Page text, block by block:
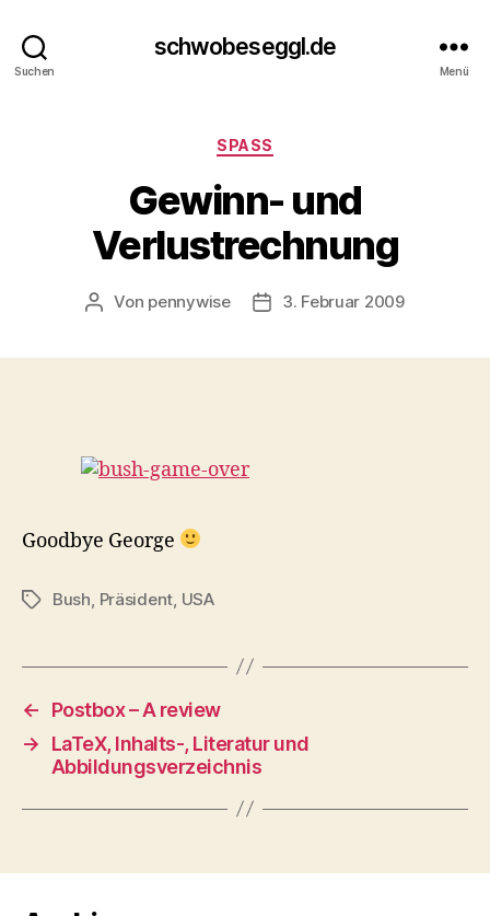
Suchen
schwobeseggl.de
Menü
Kategorien
SPASS
Gewinn- und
Verlustrechnung
Beitragsautor
Von pennywise Veröffentlichungsdatum
3. Februar 2009
Goodbye George
Schlagwörter
Bush Präsident USA
←
Postbox – A review
→
LaTeX, Inhalts-, Literatur und
Abbildungsverzeichnis